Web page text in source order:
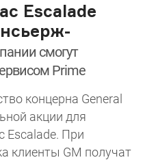
Escalade
смогут
Prime
концерна General
акции для
Escalade. При
клиенты GM получат